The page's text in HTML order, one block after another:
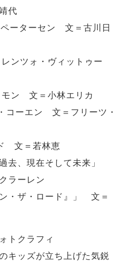
代
ペーターセン 文＝古川日
レンツォ・ヴィットゥー
モン 文＝小林エリカ
コーエン 文＝フリーツ・
文＝若林恵
去、現在そして未来」
ラーレン
・ザ・ロード』」 文＝
トクラフィ
キッズが立ち上げた気鋭